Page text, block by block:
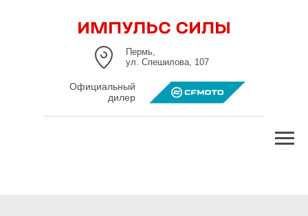
Пермь,
ул. Спешилова, 107
Официальный
дилер